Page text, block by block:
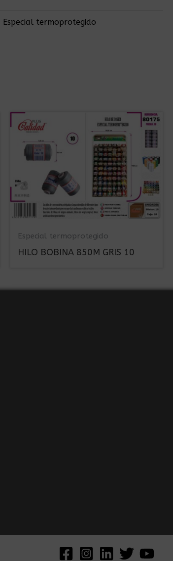
Especial termoprotegido
Especial termoprotegido
HILO BOBINA 850M GRIS 10